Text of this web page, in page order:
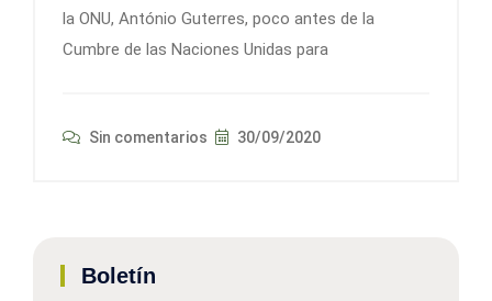
la ONU, António Guterres, poco antes de la
Cumbre de las Naciones Unidas para
Sin comentarios 30/09/2020
Boletín